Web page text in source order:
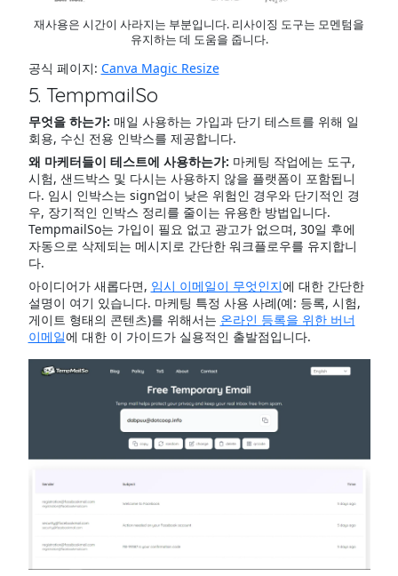
재사용은 시간이 사라지는 부분입니다. 리사이징 도구는 모멘텀을
유지하는 데 도움을 줍니다.
공식 페이지: Canva Magic Resize
5. TempmailSo
무엇을 하는가: 매일 사용하는 가입과 단기 테스트를 위해 일
회용, 수신 전용 인박스를 제공합니다.
왜 마케터들이 테스트에 사용하는가: 마케팅 작업에는 도구,
시험, 샌드박스 및 다시는 사용하지 않을 플랫폼이 포함됩니
다. 임시 인박스는 sign업이 낮은 위험인 경우와 단기적인 경
우, 장기적인 인박스 정리를 줄이는 유용한 방법입니다.
TempmailSo는 가입이 필요 없고 광고가 없으며, 30일 후에
자동으로 삭제되는 메시지로 간단한 워크플로우를 유지합니
다.
아이디어가 새롭다면, 임시 이메일이 무엇인지에 대한 간단한
설명이 여기 있습니다. 마케팅 특정 사용 사례(예: 등록, 시험,
게이트 형태의 콘텐츠)를 위해서는 온라인 등록을 위한 버너
이메일에 대한 이 가이드가 실용적인 출발점입니다.